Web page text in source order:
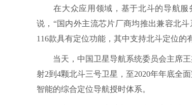
在大众应用领域，基于北斗的导航服
说，“国内外主流芯片厂商均推出兼容北
116款具有定位功能，其中支持北斗定位的
当天，中国卫星导航系统委员会主席王
射2到4颗北斗三号卫星，至2020年年底全
智能的综合定位导航授时体系。